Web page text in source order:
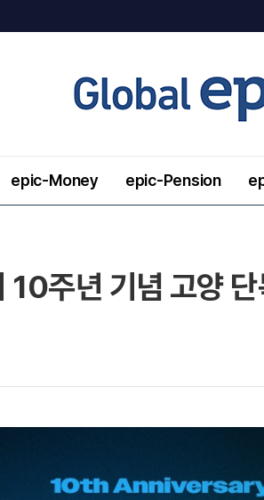
epic-Money epic-Pension
주년 기념 고양 단